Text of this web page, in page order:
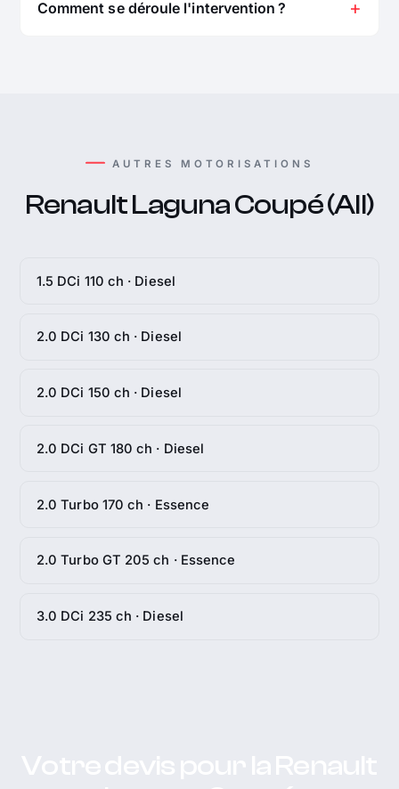
Comment se déroule l'intervention ?
AUTRES MOTORISATIONS
Renault Laguna Coupé (All)
1.5 DCi 110 ch · Diesel
2.0 DCi 130 ch · Diesel
2.0 DCi 150 ch · Diesel
2.0 DCi GT 180 ch · Diesel
2.0 Turbo 170 ch · Essence
2.0 Turbo GT 205 ch · Essence
3.0 DCi 235 ch · Diesel